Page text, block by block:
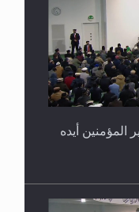
المؤمنين أيده